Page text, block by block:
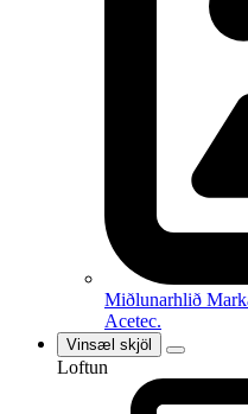
Miðlunarhlið
Acetec.
Vinsæl skjöl
Loftun